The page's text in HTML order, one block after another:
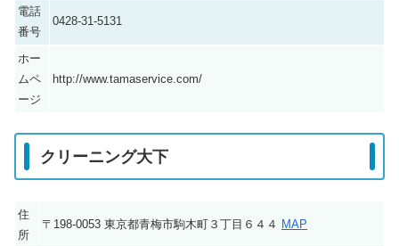
電話
番号
0428-31-5131
ホー
ムペ
ージ
http://www.tamaservice.com/
クリーニング大下
住
所
〒198-0053 東京都青梅市駒木町３丁目６４４ MAP